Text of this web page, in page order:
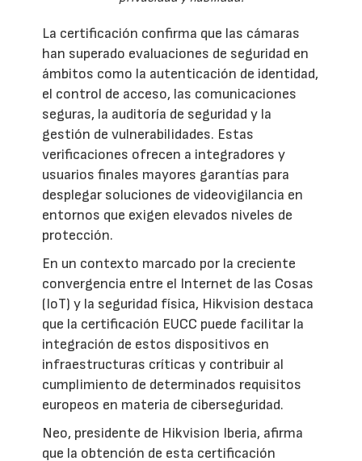
La certificación confirma que las cámaras
han superado evaluaciones de seguridad en
ámbitos como la autenticación de identidad,
el control de acceso, las comunicaciones
seguras, la auditoría de seguridad y la
gestión de vulnerabilidades. Estas
verificaciones ofrecen a integradores y
usuarios finales mayores garantías para
desplegar soluciones de videovigilancia en
entornos que exigen elevados niveles de
protección.
En un contexto marcado por la creciente
convergencia entre el Internet de las Cosas
(IoT) y la seguridad física, Hikvision destaca
que la certificación EUCC puede facilitar la
integración de estos dispositivos en
infraestructuras críticas y contribuir al
cumplimiento de determinados requisitos
europeos en materia de ciberseguridad.
Neo, presidente de Hikvision Iberia, afirma
que la obtención de esta certificación